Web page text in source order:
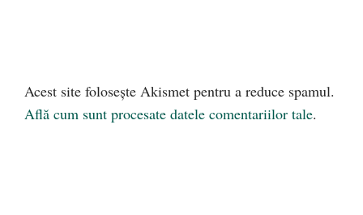
Acest site folosește Akismet pentru a reduce spamul.
Află cum sunt procesate datele comentariilor tale.